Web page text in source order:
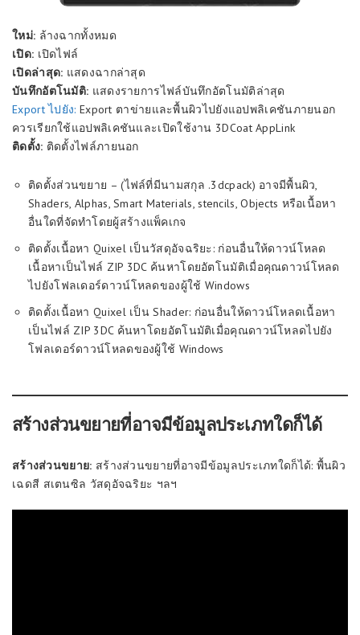
ใหม่: ล้างฉากทั้งหมด
เปิด: เปิดไฟล์
เปิดล่าสุด: แสดงฉากล่าสุด
บันทึกอัตโนมัติ: แสดงรายการไฟล์บันทึกอัตโนมัติล่าสุด
Export ไปยัง: Export ตาข่ายและพื้นผิวไปยังแอปพลิเคชันภายนอก
ควรเรียกใช้แอปพลิเคชันและเปิดใช้งาน 3DCoat AppLink
ติดตั้ง: ติดตั้งไฟล์ภายนอก
ติดตั้งส่วนขยาย – (ไฟล์ที่มีนามสกุล .3dcpack) อาจมีพื้นผิว,
Shaders, Alphas, Smart Materials, stencils, Objects หรือเนื้อหา
อื่นใดที่จัดทำโดยผู้สร้างแพ็คเกจ
ติดตั้งเนื้อหา Quixel เป็นวัสดุอัจฉริยะ: ก่อนอื่นให้ดาวน์โหลด
เนื้อหาเป็นไฟล์ ZIP 3DC ค้นหาโดยอัตโนมัติเมื่อคุณดาวน์โหลด
ไปยังโฟลเดอร์ดาวน์โหลดของผู้ใช้ Windows
ติดตั้งเนื้อหา Quixel เป็น Shader: ก่อนอื่นให้ดาวน์โหลดเนื้อหา
เป็นไฟล์ ZIP 3DC ค้นหาโดยอัตโนมัติเมื่อคุณดาวน์โหลดไปยัง
โฟลเดอร์ดาวน์โหลดของผู้ใช้ Windows
สร้างส่วนขยายที่อาจมีข้อมูลประเภทใดก็ได้
สร้างส่วนขยาย: สร้างส่วนขยายที่อาจมีข้อมูลประเภทใดก็ได้: พื้นผิว
เฉดสี สเตนซิล วัสดุอัจฉริยะ ฯลฯ